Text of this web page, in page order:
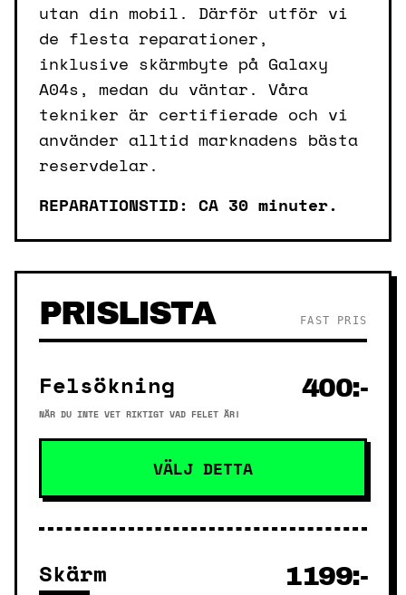
utan din mobil. Därför utför vi
de flesta reparationer,
inklusive skärmbyte på Galaxy
A04s, medan du väntar. Våra
tekniker är certifierade och vi
använder alltid marknadens bästa
reservdelar.
REPARATIONSTID: CA 30 minuter.
PRISLISTA FAST PRIS
Felsökning
NÄR DU INTE VET RIKTIGT VAD FELET ÄR!
400:-
VÄLJ DETTA
Skärm 1199:-